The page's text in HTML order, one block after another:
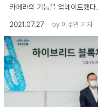
카메라의 기능을 업데이트했다.
2021.07.27
by 이수민 기자